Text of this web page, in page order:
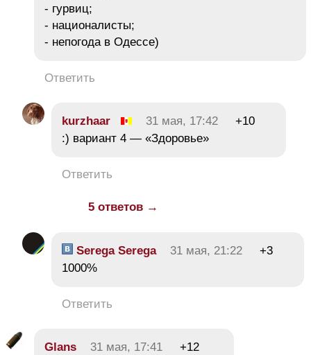
- гурвиц;
- националисты;
- непогода в Одессе)
Ответить
kurzhaar 31 мая, 17:42
+10
:) вариант 4 — «Здоровье»
Ответить
5 ответов →
Serega Serega 31 мая, 21:22
+3
1000%
Ответить
Glans 31 мая, 17:41
+12